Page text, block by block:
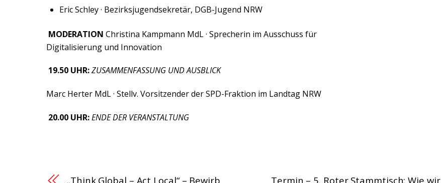
Eric Schley · Bezirksjugendsekretär, DGB-Jugend NRW
MODERATION Christina Kampmann MdL · Sprecherin im Ausschuss für
Digitalisierung und Innovation
19.50 UHR:ZUSAMMENFASSUNG UND AUSBLICK
Marc Herter MdL · Stellv. Vorsitzender der SPD-Fraktion im Landtag NRW
20.00 UHR:ENDE DER VERANSTALTUNG
„Think Global – Act Local“ – Bewirb
Termin – 5. Roter Stammtisch: Wie wir